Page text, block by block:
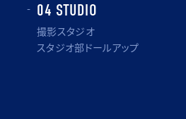
04 STUDIO
撮影スタジオ
スタジオ部ドールアップ